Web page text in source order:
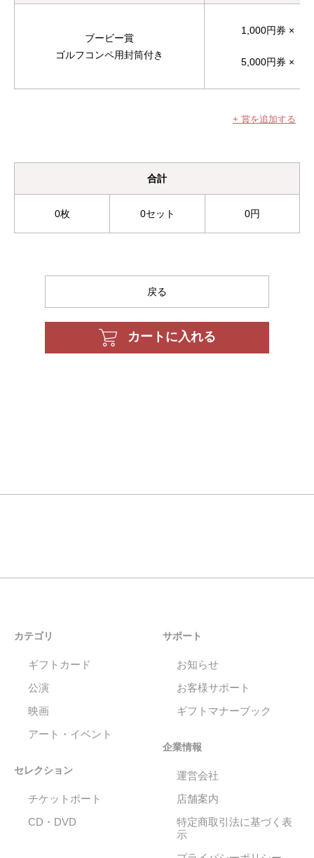
ブービー賞
ゴルフコンペ用封筒付き
1,000円券 ×
5,000円券 ×
+ 賞を追加する
合計
0枚 0セット 0円
戻る
カートに入れる
カテゴリ
ギフトカード
公演
映画
アート・イベント
セレクション
チケットポート
CD・DVD
サポート
お知らせ
お客様サポート
ギフトマナーブック
企業情報
運営会社
店舗案内
特定商取引法に基づく表
示